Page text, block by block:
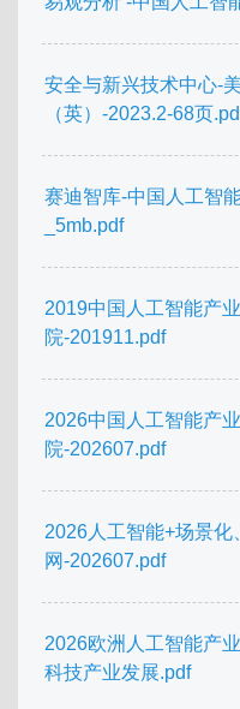
安全与新兴技术中心-
（英）-2023.2-68页
赛迪智库-中国人工智
_5mb.pdf
2019中国人工智能产
院-201911.pdf
2026中国人工智能产
院-202607.pdf
2026人工智能+场景
网-202607.pdf
2026欧洲人工智能产
科技产业发展.pdf